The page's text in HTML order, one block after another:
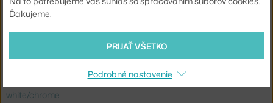
Kód produktu
5710902839565
Jste z Česka? Přejděte na
Stolní lampa Multi-Lite, white/chrome
Shopping from the EU? Switch toMulti-Lite Table Lamp,
white/chrome
Ďakujeme.
PRIJAŤ VŠETKO
Podrobné nastavenie